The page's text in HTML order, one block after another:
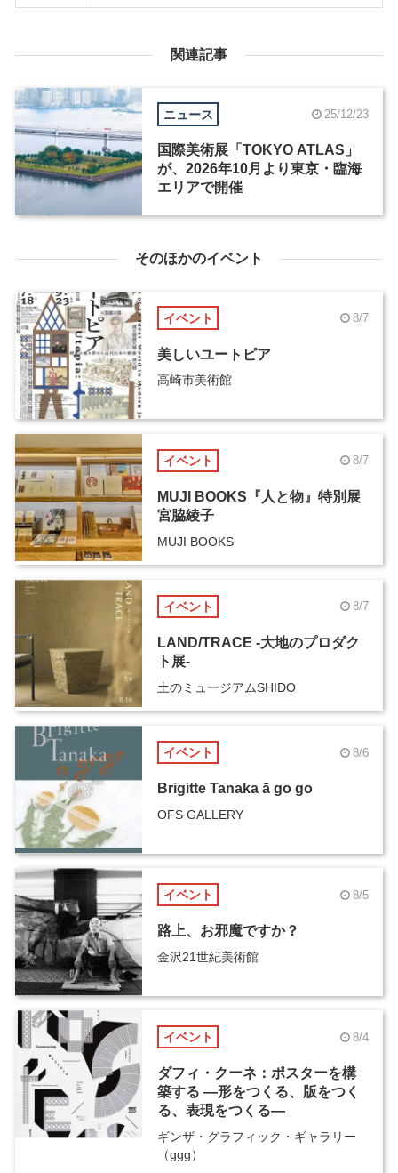
関連記事
ニュース 25/12/23
国際美術展「TOKYO ATLAS」
が、2026年10月より東京・臨海
エリアで開催
そのほかのイベント
イベント 8/7
美しいユートピア
高崎市美術館
イベント 8/7
MUJI BOOKS『人と物』特別展
宮脇綾子
MUJI BOOKS
イベント 8/7
LAND/TRACE -大地のプロダク
ト展-
土のミュージアムSHIDO
イベント 8/6
Brigitte Tanaka ā go go
OFS GALLERY
イベント 8/5
路上、お邪魔ですか？
金沢21世紀美術館
イベント 8/4
ダフィ・クーネ：ポスターを構
築する ―形をつくる、版をつく
る、表現をつくる―
ギンザ・グラフィック・ギャラリー
（ggg）